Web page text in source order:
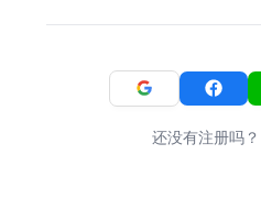
还没有注册吗？